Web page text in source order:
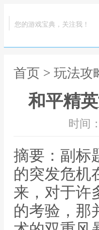
您的游戏宝典，关注我！
首页 > 玩法攻
和平精
时间
摘要：副标
的突发危机
来，对于许
的考验，那